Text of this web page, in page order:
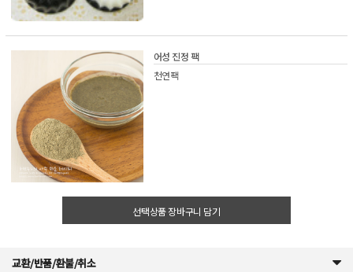
어성 진정 팩
천연팩
선택상품 장바구니 담기
교환/반품/환불/취소